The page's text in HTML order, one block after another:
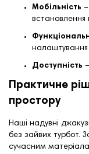
Мобільність
встановлення
налаштування
Доступність
Практичне
простору
Наші надувні
без зайвих турбот.
сучасним